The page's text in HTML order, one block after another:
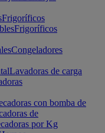
Frigoríficos
Frigoríficos
Congeladores
Lavadoras de carga
con bomba de
de
por Kg